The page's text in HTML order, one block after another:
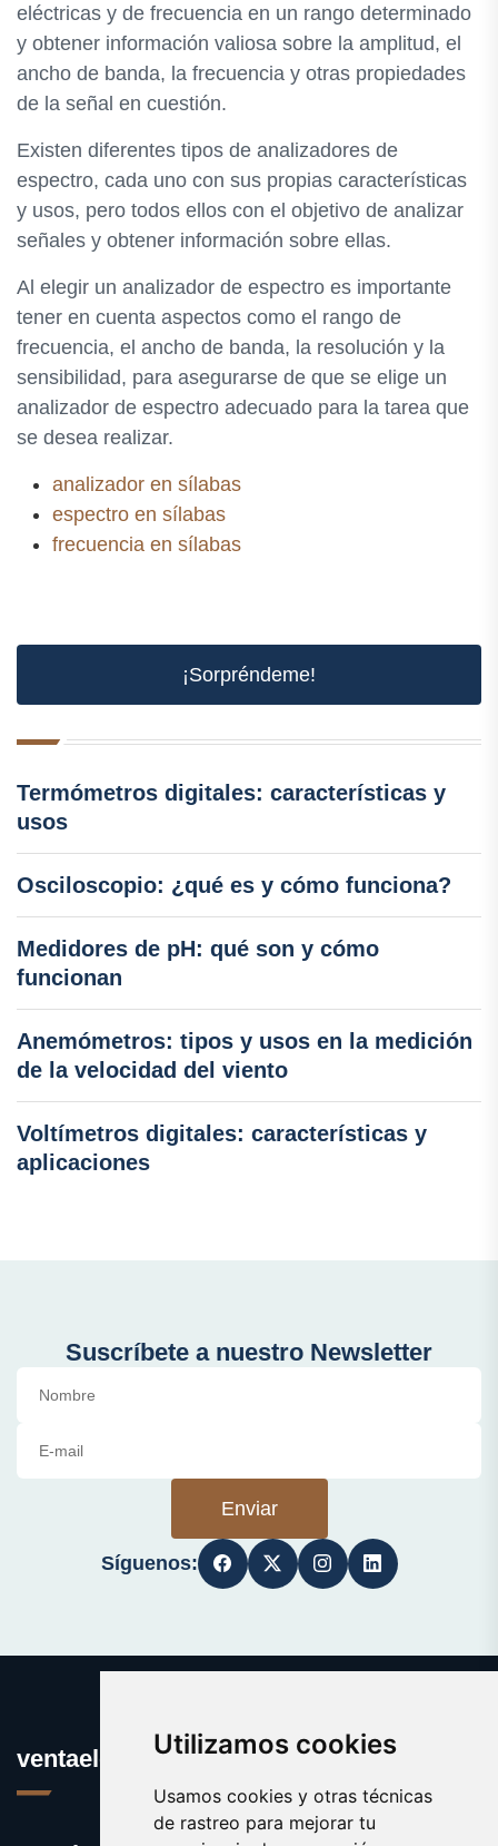
Utilizamos cookies
Usamos cookies y otras técnicas
de rastreo para mejorar tu
eléctricas y de frecuencia en un rango determinado
y obtener información valiosa sobre la amplitud, el
ancho de banda, la frecuencia y otras propiedades
de la señal en cuestión.
Existen diferentes tipos de analizadores de
espectro, cada uno con sus propias características
y usos, pero todos ellos con el objetivo de analizar
señales y obtener información sobre ellas.
Al elegir un analizador de espectro es importante
tener en cuenta aspectos como el rango de
frecuencia, el ancho de banda, la resolución y la
sensibilidad, para asegurarse de que se elige un
analizador de espectro adecuado para la tarea que
se desea realizar.
analizador en sílabas
espectro en sílabas
frecuencia en sílabas
¡Sorpréndeme!
Termómetros digitales: características y
usos
Osciloscopio: ¿qué es y cómo funciona?
Medidores de pH: qué son y cómo
funcionan
Anemómetros: tipos y usos en la medición
de la velocidad del viento
Voltímetros digitales: características y
aplicaciones
Suscríbete a nuestro Newsletter
Enviar
Síguenos:
ventaelectronica.es